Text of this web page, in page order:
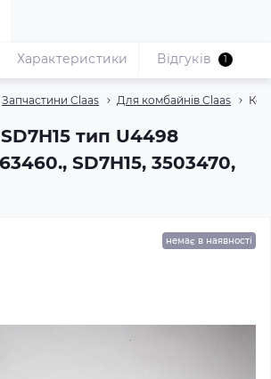
Запчастини Claas Для комбайнів Claas
тип U4498
SD7H15, 3503470,
Характеристики Відгуків 1
немає в наявності